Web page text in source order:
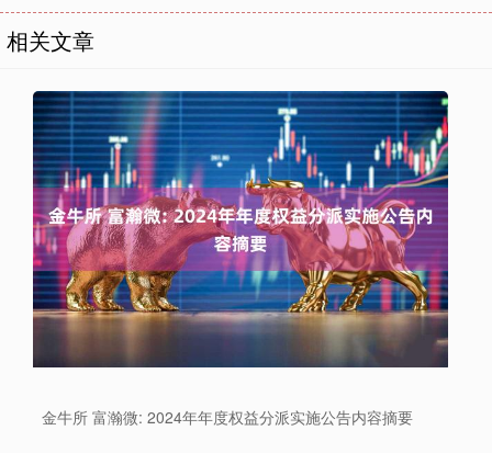
相关文章
金牛所 富瀚微: 2024年年度权益分派实施公告内容摘要